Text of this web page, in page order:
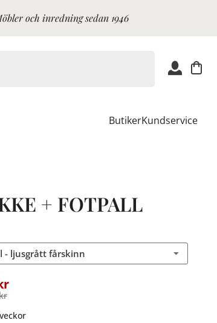
och inredning sedan 1946
ButikerKundservice
+ FOTPALL
- ljusgrått fårskinn